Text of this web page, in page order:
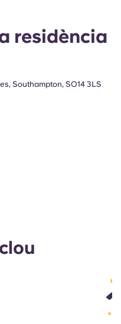
residència
Southampton, SO14 3LS